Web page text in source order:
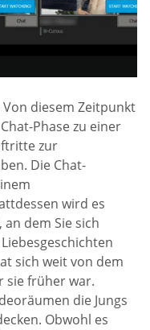
diesem Zeitpunkt
Phase zu einer
zur
Die Chat-
wird es
dem Sie sich
sich weit von dem
sie früher war.
die Jungs
Obwohl es